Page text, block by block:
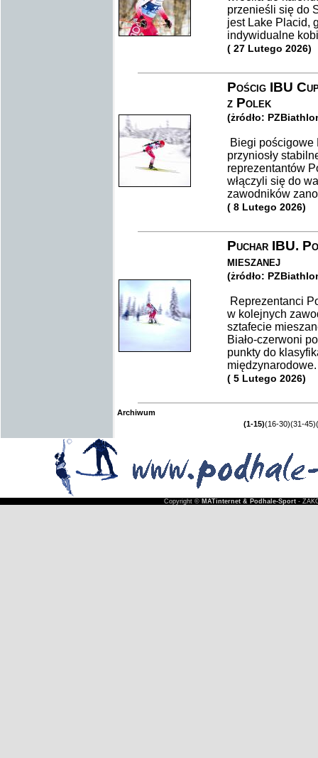
przenieśli się do
jest Lake Placid,
indywidualne
( 27 Lutego 2026)
Pościg IBU
z Polek
(żródło:
Biegi pościgowe
przyniosły
reprezentantów
włączyli się do
zawodników
( 8 Lutego 2026)
Puchar IBU.
mieszanej
(żródło:
Reprezentanci
w kolejnych
sztafecie
Biało-czerwoni
punkty do
międzynarodowe.
( 5 Lutego 2026)
Archiwum
(1-15)(16-30)(31-45)
Copyright © MATinternet & Podhale-Sport-